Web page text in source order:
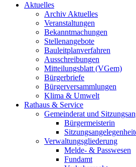
Aktuelles
Archiv Aktuelles
Veranstaltungen
Bekanntmachungen
Stellenangebote
Bauleitplanverfahren
Ausschreibungen
Mitteilungsblatt (VGem)
Bürgerbriefe
Bürgerversammlungen
Klima & Umwelt
Rathaus & Service
Gemeinderat und
Bürgermeisterin
Verwaltungsgliederung
Melde- & Passwesen
Fundamt